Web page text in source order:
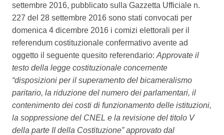
settembre 2016, pubblicato sulla Gazzetta Ufficiale n.
227 del 28 settembre 2016 sono stati convocati per
domenica 4 dicembre 2016 i comizi elettorali per il
referendum costituzionale confermativo avente ad
oggetto il seguente quesito referendario: Approvate il
testo della legge costituzionale concernente
“disposizioni per il superamento del bicameralismo
paritario, la riduzione del numero dei parlamentari, il
contenimento dei costi di funzionamento delle istituzioni,
la soppressione del CNEL e la revisione del titolo V
della parte II della Costituzione” approvato dal